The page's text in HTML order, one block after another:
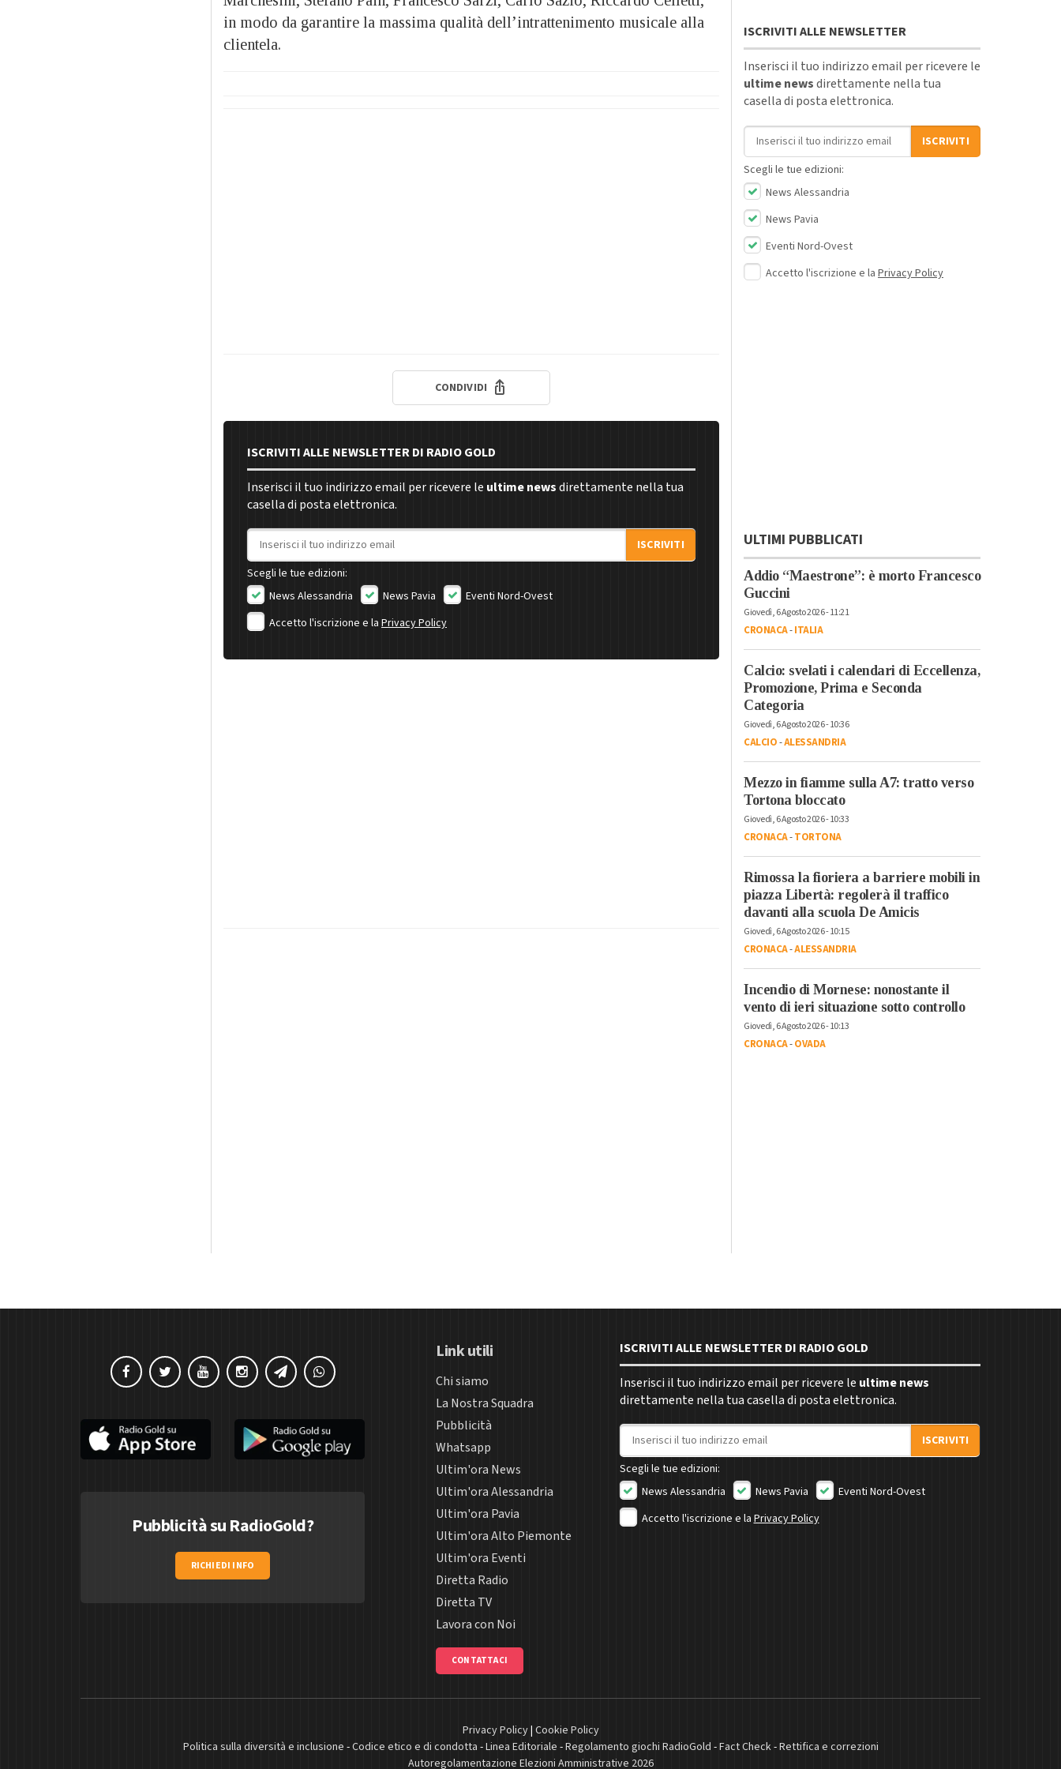
in modo da garantire la massima qualità dell’intrattenimento musicale alla
clientela.
CONDIVIDI
ISCRIVITI ALLE NEWSLETTER DI RADIO GOLD
Inserisci il tuo indirizzo email per ricevere le ultime newsdirettamente nella tua
casella di posta elettronica.
Indirizzo email
ISCRIVITI
Scegli le tue edizioni:
News Alessandria
News Pavia
Eventi Nord-Ovest
Accetto l'iscrizione e la Privacy Policy
ISCRIVITI ALLE NEWSLETTER
Inserisci il tuo indirizzo email per ricevere le
ultime newsdirettamente nella tua
casella di posta elettronica.
Indirizzo email
ISCRIVITI
Scegli le tue edizioni:
News Alessandria
News Pavia
Eventi Nord-Ovest
Accetto l'iscrizione e la Privacy Policy
ULTIMI PUBBLICATI
Addio “Maestrone”: è morto Francesco
Guccini
Giovedì, 6 Agosto 2026 - 11:21
CRONACA-ITALIA
Calcio: svelati i calendari di Eccellenza,
Promozione, Prima e Seconda
Categoria
Giovedì, 6 Agosto 2026 - 10:36
CALCIO-ALESSANDRIA
Mezzo in fiamme sulla A7: tratto verso
Tortona bloccato
Giovedì, 6 Agosto 2026 - 10:33
CRONACA-TORTONA
Rimossa la fioriera a barriere mobili in
piazza Libertà: regolerà il traffico
davanti alla scuola De Amicis
Giovedì, 6 Agosto 2026 - 10:15
CRONACA-ALESSANDRIA
Incendio di Mornese: nonostante il
vento di ieri situazione sotto controllo
Giovedì, 6 Agosto 2026 - 10:13
CRONACA-OVADA
Pubblicità su RadioGold?
RICHIEDI INFO
Link utili
Chi siamo
La Nostra Squadra
Pubblicità
Whatsapp
Ultim'ora News
Ultim'ora Alessandria
Ultim'ora Pavia
Ultim'ora Alto Piemonte
Ultim'ora Eventi
Diretta Radio
Diretta TV
Lavora con Noi
CONTATTACI
ISCRIVITI ALLE NEWSLETTER DI RADIO GOLD
Inserisci il tuo indirizzo email per ricevere le ultime news
direttamente nella tua casella di posta elettronica.
Indirizzo email
ISCRIVITI
Scegli le tue edizioni:
News Alessandria
News Pavia
Eventi Nord-Ovest
Accetto l'iscrizione e la Privacy Policy
Privacy Policy| Cookie Policy
Politica sulla diversità e inclusione -Codice etico e di condotta -Linea Editoriale -Regolamento giochi RadioGold -Fact Check-Rettifica e correzioni
Autoregolamentazione Elezioni Amministrative 2026